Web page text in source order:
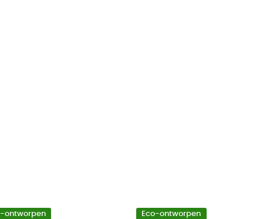
ontworpen Eco-ontworpen